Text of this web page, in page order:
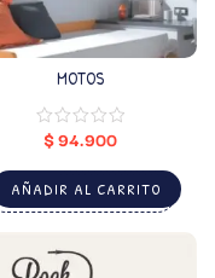
MOTOS
$94.900
AÑADIR AL CARRITO